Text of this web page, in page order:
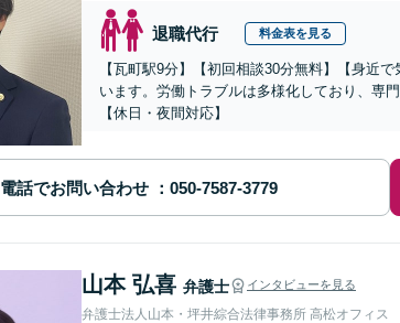
退職代行 料金表を見る
【瓦町駅9分】【初回相談30分無料】【身近
います。労働トラブルは多様化しており、専
【休日・夜間対応】
電話でお問い合わせ
山本 弘喜 弁護士 インタビューを見る
弁護士法人山本・坪井綜合法律事務所 高松オフィス